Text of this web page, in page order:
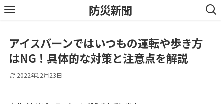
防災新聞
アイスバーンではいつもの運転や歩き方
はNG！具体的な対策と注意点を解説
2022年12月23日